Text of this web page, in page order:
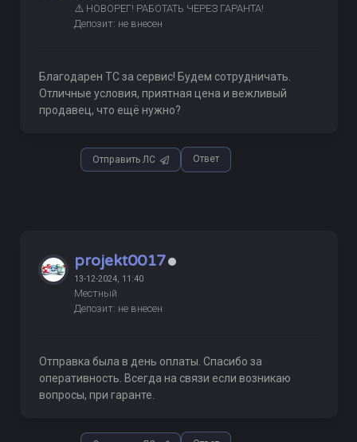
⚠️ НОВОРЕГ! РАБОТАТЬ ЧЕРЕЗ ГАРАНТА!
Депозит: не внесен
Благодарен ТС за сервис! Будем сотрудничать.
Отличные условия, приятная цена и вежливый
продавец, что ещё нужно?
Отправить ЛС Ответ
projekt0017
13-12-2024, 11:40
Местный
Депозит: не внесен
Отправка была в день оплаты. Спасибо за
оперативность. Всегда на связи если возникаю
вопросы, при гаранте.